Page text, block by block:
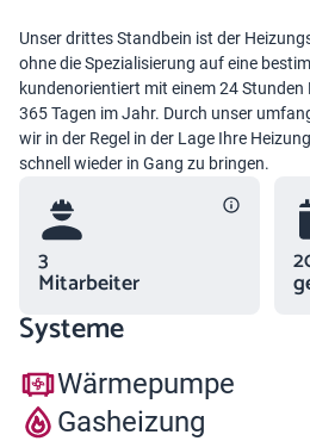
Unser drittes Standbein ist der
ohne die Spezialisierung auf eine
kundenorientiert mit einem 24 Stunden
365 Tagen im Jahr. Durch unser
wir in der Regel in der Lage Ihre
schnell wieder in Gang zu bringen.
3
Mitarbeiter
Systeme
Wärmepumpe
Gasheizung